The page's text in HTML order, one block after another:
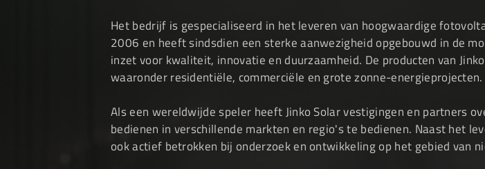
Het bedrijf is gespecialiseerd in het leveren van hoogwaardige
2006 en heeft sindsdien een sterke aanwezigheid opgebouwd in de
inzet voor kwaliteit, innovatie en duurzaamheid. De producten van
waaronder residentiële, commerciële en grote zonne-energieprojecten.
Als een wereldwijde speler heeft Jinko Solar vestigingen en partners
bedienen in verschillende markten en regio's te bedienen. Naast het
ook actief betrokken bij onderzoek en ontwikkeling op het gebied van